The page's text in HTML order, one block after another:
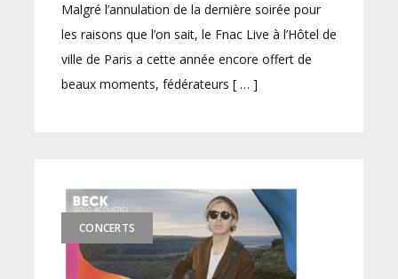
Malgré l’annulation de la dernière soirée pour
les raisons que l’on sait, le Fnac Live à l’Hôtel de
ville de Paris a cette année encore offert de
beaux moments, fédérateurs [ … ]
CONCERTS